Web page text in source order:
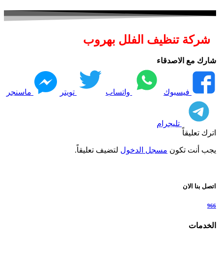
شركة تنظيف الفلل بهروب
شارك مع الاصدقاء
فيسبوك واتساب تويتر ماسنجر
تليجرام
اترك تعليقاً
يجب أنت تكون مسجل الدخول لتضيف تعليقاً.
اتصل بنا الان
966
الخدمات